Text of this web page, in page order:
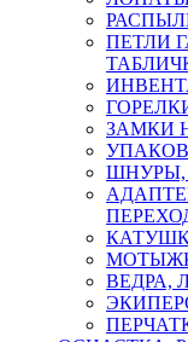
ПЕТЛИ
ЗАМКИ
ШНУРЫ,
ВЕДРА,